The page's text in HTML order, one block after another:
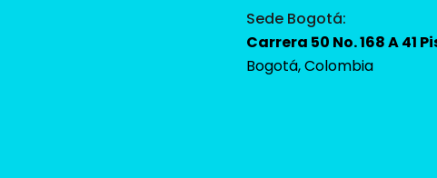
Sede Bogotá:
Carrera 50 No. 168 A 41
Bogotá, Colombia